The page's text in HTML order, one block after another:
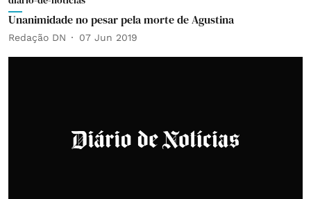
Unanimidade no pesar pela morte de Agustina
Redação DN 07 Jun 2019